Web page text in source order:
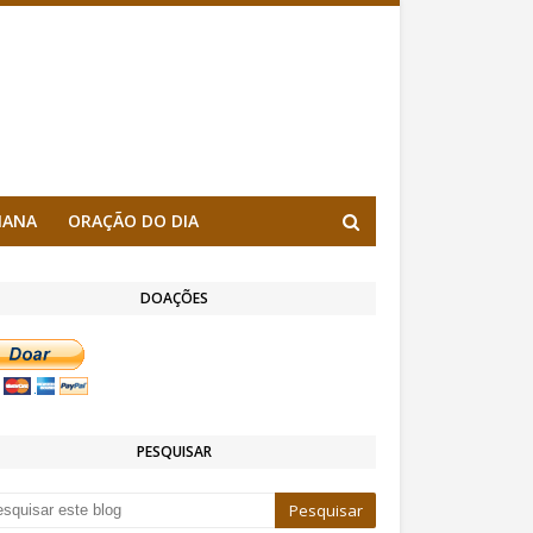
ORAÇÃO DO DIA
DOAÇÕES
PESQUISAR